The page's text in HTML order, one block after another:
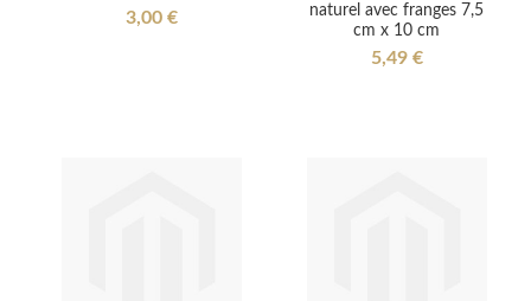
3,00 €
naturel avec franges 7,5
cm x 10 cm
5,49 €